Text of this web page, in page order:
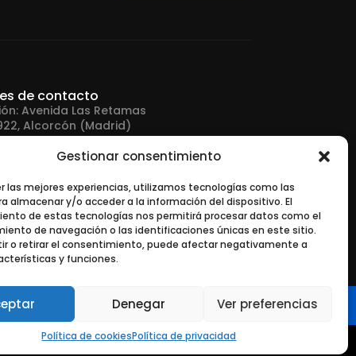
Gestionar consentimiento
las mejores experiencias, utilizamos tecnologías como las
almacenar y/o acceder a la información del dispositivo. El
de estas tecnologías nos permitirá procesar datos como el
de navegación o las identificaciones únicas en este sitio.
o retirar el consentimiento, puede afectar negativamente a
y funciones.
Denegar Ver preferencias
Política de cookiesPolítica de privacidad
de contacto
Avenida Las Retamas
Alcorcón (Madrid)
electrónico: